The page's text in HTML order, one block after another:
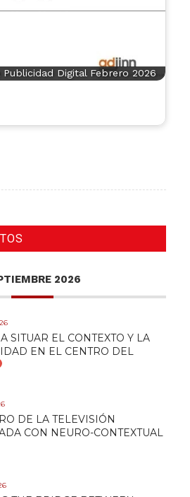
Digital Febrero 2026
2026
SITUAR EL CONTEXTO Y LA
EN EL CENTRO DEL
DE LA TELEVISIÓN
CON NEURO-CONTEXTUAL